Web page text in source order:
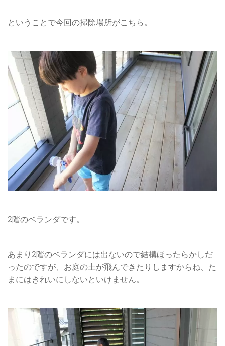
ということで今回の掃除場所がこちら。
2階のベランダです。
あまり2階のベランダには出ないので結構ほったらかしだ
ったのですが、お庭の土が飛んできたりしますからね、た
まにはきれいにしないといけません。